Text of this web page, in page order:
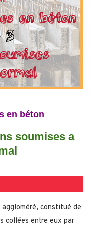
en béton
soumises a
constitué de
collées entre eux par